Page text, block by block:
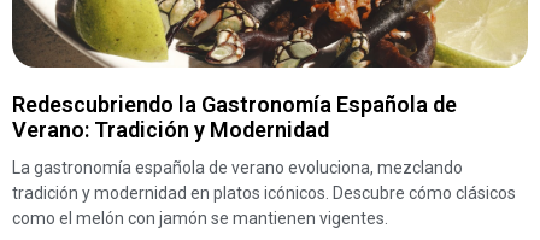
Redescubriendo la Gastronomía Española de
Verano: Tradición y Modernidad
La gastronomía española de verano evoluciona, mezclando
tradición y modernidad en platos icónicos. Descubre cómo clásicos
como el melón con jamón se mantienen vigentes.